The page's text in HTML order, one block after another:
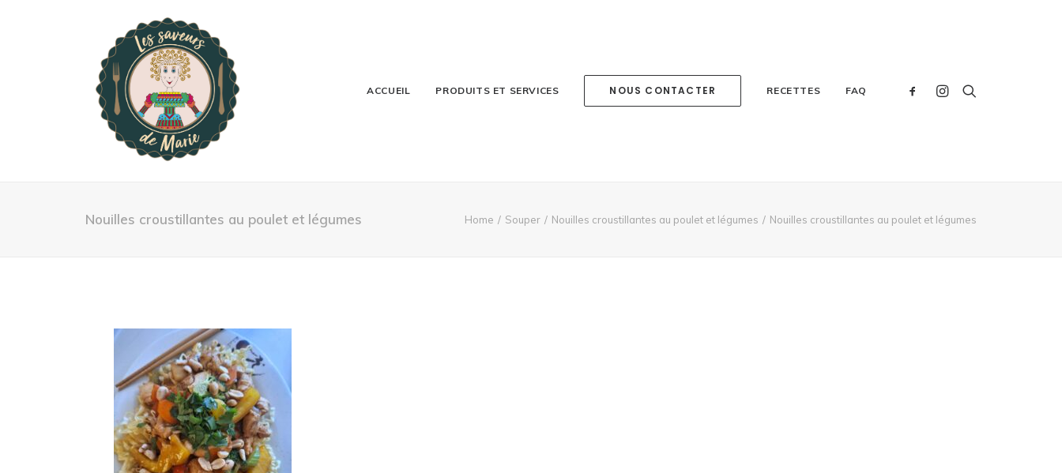
ACCUEIL PRODUITS ET SERVICES NOUS CONTACTER RECETTES FAQ
Nouilles croustillantes au poulet et légumes Home Souper Nouilles croustillantes au poulet et légumes Nouilles croustillantes au poulet et légumes